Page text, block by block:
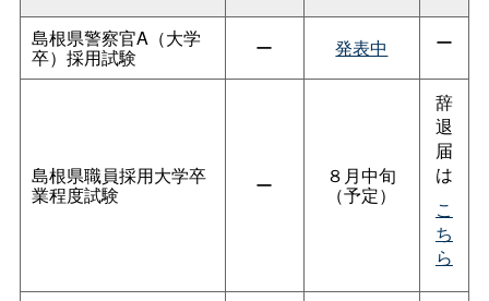
島根県警察官A（大学
卒）採用試験 ー 発表中 ー
島根県職員採用大学卒
業程度試験 ー ８月中旬
（予定）
辞
退
届
は
こ
ち
ら